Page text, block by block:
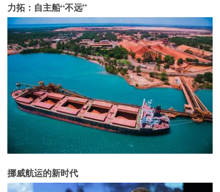
力拓：自主船“不远”
挪威航运的新时代